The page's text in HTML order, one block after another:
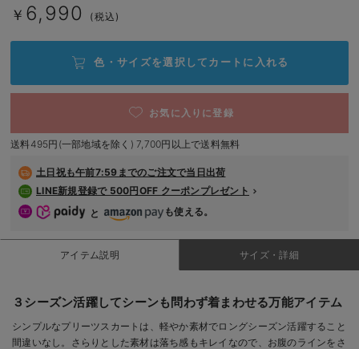
ファルスカ
入院準備の持ち物チェック
￥ 6,990 (税込)
色・サイズを選択して カートに入れる
お気に入りに登録
送料495円(一部地域を除く) 7,700円以上で送料無料
土日祝も午前7:59までのご注文で当日出荷
LINE新規登録で 500円OFF クーポンプレゼント
と
も使える。
アイテム説明 サイズ・詳細
３シーズン活躍してシーンも問わず着まわせる万能アイテム
シンプルなプリーツスカートは、軽やか素材でロングシーズン活躍すること
間違いなし。さらりとした素材は落ち感もキレイなので、お腹のラインをさ